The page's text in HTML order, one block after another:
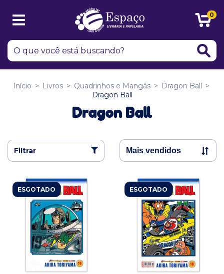
0
Início > Livros > Quadrinhos e Mangás > Dragon Ball >
Dragon Ball
Dragon Ball
Filtrar
ESGOTADO ESGOTADO